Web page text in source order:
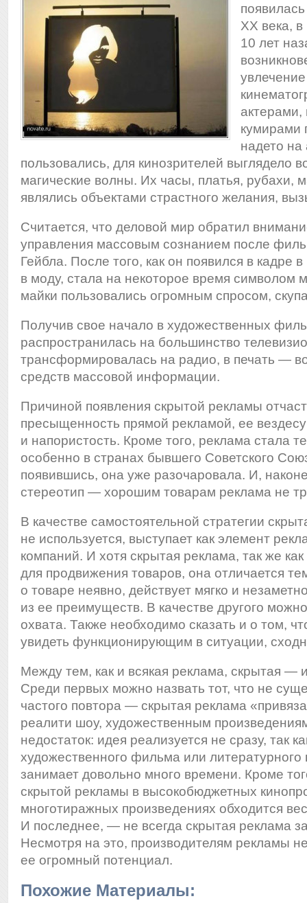
XX века,
10 лет
актерами,
кумирами
надето на
пользовались, для кинозрителей выглядело
магические волны. Их часы, платья, рубахи,
являлись объектами страстного желания,
Считается, что деловой мир обратил
управления массовым сознанием после
Гейбла. После того, как он появился в кадре
в моду, стала на некоторое время символом
майки пользовались огромным спросом,
Получив свое начало в художественных
распространилась на большинство
трансформировалась на радио, в печать —
средств массовой информации.
Причиной появления скрытой рекламы
пресыщенность прямой рекламой, ее
и напористость. Кроме того, реклама стала
особенно в странах бывшего Советского
появившись, она уже разочаровала. И,
стереотип — хорошим товарам реклама не
В качестве самостоятельной стратегии
не используется, выступает как элемент
компаний. И хотя скрытая реклама, так же
для продвижения товаров, она отличается
о товаре неявно, действует мягко и
из ее преимуществ. В качестве другого
охвата. Также необходимо сказать и о том,
увидеть функционирующим в ситуации,
Между тем, как и всякая реклама, скрытая —
Среди первых можно назвать тот, что не
частого повтора — скрытая реклама
реалити шоу, художественным
недостаток: идея реализуется не сразу, так
художественного фильма или литературного
занимает довольно много времени. Кроме
скрытой рекламы в высокобюджетных
многотиражных произведениях обходится
И последнее, — не всегда скрытая реклама
Несмотря на это, производителям рекламы
ее огромный потенциал.
Похожие Материалы: